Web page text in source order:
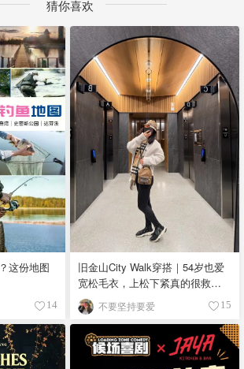
猜你喜欢
这份地图
14
旧金山City Walk穿搭｜54岁也爱
宽松毛衣，上松下紧真的很救比
例
不要坚持要爱 15